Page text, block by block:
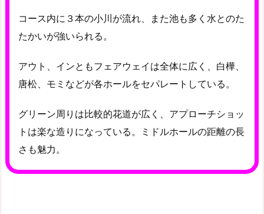
コース内に３本の小川が流れ、また池も多く水とのた
たかいが強いられる。
アウト、インともフェアウェイは全体に広く、白樺、
唐松、モミなどが各ホールをセパレートしている。
グリーン周りは比較的花道が広く、アプローチショッ
トは楽な造りになっている。ミドルホールの距離の長
さも魅力。